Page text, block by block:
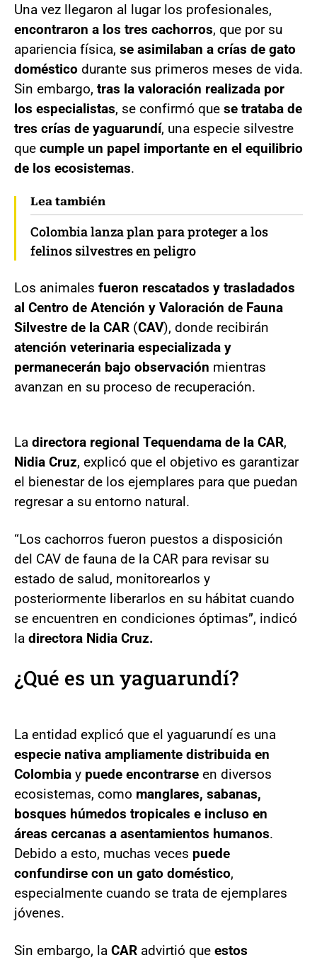
Una vez llegaron al lugar los profesionales,
encontraron a los tres cachorros, que por su
apariencia física, se asimilaban a crías de gato
doméstico durante sus primeros meses de vida.
Sin embargo, tras la valoración realizada por
los especialistas, se confirmó que se trataba de
tres crías de yaguarundí, una especie silvestre
que cumple un papel importante en el equilibrio
de los ecosistemas.
Lea también
Colombia lanza plan para proteger a los
felinos silvestres en peligro
Los animales fueron rescatados y trasladados
al Centro de Atención y Valoración de Fauna
Silvestre de la CAR (CAV), donde recibirán
atención veterinaria especializada y
permanecerán bajo observación mientras
avanzan en su proceso de recuperación.
La directora regional Tequendama de la CAR,
Nidia Cruz, explicó que el objetivo es garantizar
el bienestar de los ejemplares para que puedan
regresar a su entorno natural.
“Los cachorros fueron puestos a disposición
del CAV de fauna de la CAR para revisar su
estado de salud, monitorearlos y
posteriormente liberarlos en su hábitat cuando
se encuentren en condiciones óptimas”, indicó
la directora Nidia Cruz.
¿Qué es unyaguarundí?
La entidad explicó que el yaguarundí es una
especie nativa ampliamente distribuida en
Colombia y puede encontrarse en diversos
ecosistemas, como manglares, sabanas,
bosques húmedos tropicales e incluso en
áreas cercanas a asentamientos humanos.
Debido a esto, muchas veces puede
confundirse con un gato doméstico,
especialmente cuando se trata de ejemplares
jóvenes.
Sin embargo, la CAR advirtió que estos